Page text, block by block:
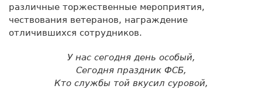
различные торжественные мероприятия,
чествования ветеранов, награждение
отличившихся сотрудников.
У нас сегодня день особый,
Сегодня праздник ФСБ,
Кто службы той вкусил суровой,